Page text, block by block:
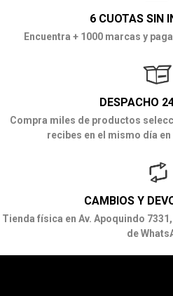
6 CUOTAS SIN
Encuentra + 1000 marcas y
DESPACHO
Compra miles de productos
recibes en el mismo día
CAMBIOS Y
Tienda física en Av. Apoquindo
de